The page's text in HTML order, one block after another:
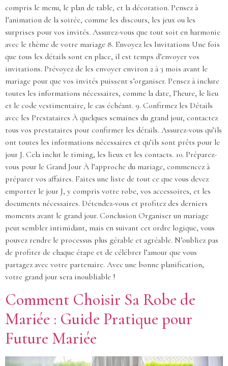
compris le menu, le plan de table, et la décoration. Pensez à
l’animation de la soirée, comme les discours, les jeux ou les
surprises pour vos invités. Assurez-vous que tout soit en harmonie
avec le thème de votre mariage 8. Envoyez les Invitations Une fois
que tous les détails sont en place, il est temps d’envoyer vos
invitations. Prévoyez de les envoyer environ 2 à 3 mois avant le
mariage pour que vos invités puissent s’organiser. Pensez à inclure
toutes les informations nécessaires, comme la date, l’heure, le lieu
et le code vestimentaire, le cas échéant. 9. Confirmez les Détails
avec les Prestataires À quelques semaines du grand jour, contactez
tous vos prestataires pour confirmer les détails. Assurez-vous qu’ils
ont toutes les informations nécessaires et qu’ils sont prêts pour le
jour J. Cela inclut le timing, les lieux et les contacts. 10. Préparez-
vous pour le Grand Jour À l’approche du mariage, commencez à
préparer vos affaires. Faites une liste de tout ce que vous devez
emporter le jour J, y compris votre robe, vos accessoires, et les
documents nécessaires. Détendez-vous et profitez des derniers
moments avant le grand jour. Conclusion Organiser un mariage
peut sembler intimidant, mais en suivant cet ordre logique, vous
pouvez rendre le processus plus gérable et agréable. N’oubliez pas
de profiter de chaque étape et de célébrer l’amour que vous
partagez avec votre partenaire. Avec une bonne planification,
votre grand jour sera inoubliable !
Comment Choisir Sa Robe de
Mariée : Guide Pratique pour
Future Mariée